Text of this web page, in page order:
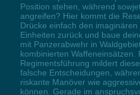
Position stehen, während
angreifen? Hier kommt die
Drücke einfach den
Einheiten zurück und baue
mit Panzerabwehr in
kombinierten Waffeneinsätzen.
Regimentsführung mildert
falsche Entscheidungen,
riskante Manöver wie
können. Gerade im